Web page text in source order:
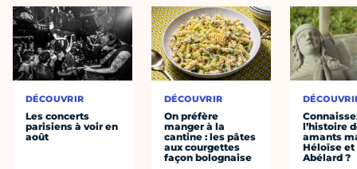
DÉCOUVRIR
Les concerts
parisiens à voir en
août
DÉCOUVRIR
On préfère
manger à la
cantine : les pâtes
aux courgettes
façon bolognaise
l’histoire
amants
Héloïse et
Abélard ?